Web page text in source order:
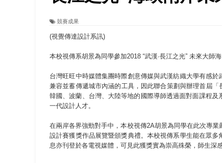
【 第404期 】此夏，向未來！ 中國科大新
競賽成果
(視覺傳達設計系訊)
本校視傳系胡景為同學參加2018 “武漢·長江之光” 未來大
台灣旺旺中時媒體集團時際創意傳媒與武漢紡織大學有感
兼容並蓄傳遞城市內涵的工具，因此聯合策劃與辦理首屆
韓國、波蘭、台灣、大陸等地的國際導師透過面對面課程
一代設計人才。
在兩岸各界強勁對手中，本校視傳2A胡景為同學在此次專
設計賽獲獎作品展覽暨頒獎典禮。本校視傳系學生能在眾
息亦刊登於各電視媒體，可見此獲獎實為崇高殊榮，師生深